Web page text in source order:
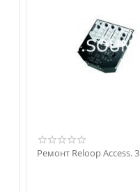
Ремонт Reloop Access. 3